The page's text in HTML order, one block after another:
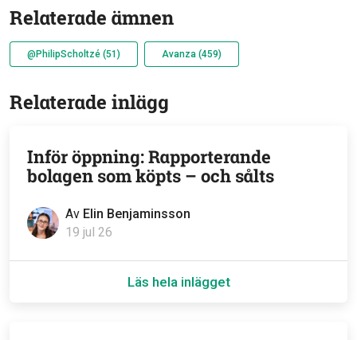
Relaterade ämnen
@PhilipScholtzé (51) Avanza (459)
Relaterade inlägg
Av Elin Benjaminsson
19 jul 26
Inför öppning: Rapporterande
bolagen som köpts – och sålts
Läs hela inlägget